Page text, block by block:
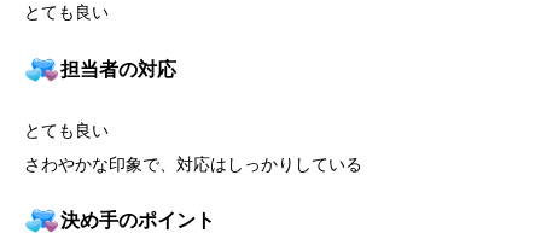
とても良い
担当者の対応
とても良い
さわやかな印象で、対応はしっかりしている
決め手のポイント